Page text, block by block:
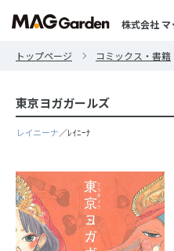
株式会社
トップページ コミックス・書籍
東京ヨガガールズ
レイニーナ／ﾚｲﾆｰﾅ